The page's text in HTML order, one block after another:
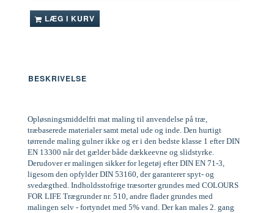
LÆG I KURV
BESKRIVELSE
Opløsningsmiddelfri mat maling til anvendelse på træ,
træbaserede materialer samt metal ude og inde. Den hurtigt
tørrende maling gulner ikke og er i den bedste klasse 1 efter DIN
EN 13300 når det gælder både dækkeevne og slidstyrke.
Derudover er malingen sikker for legetøj efter DIN EN 71-3,
ligesom den opfylder DIN 53160, der garanterer spyt- og
svedægthed. Indholdsstofrige træsorter grundes med COLOURS
FOR LIFE Trægrunder nr. 510, andre flader grundes med
malingen selv - fortyndet med 5% vand. Der kan males 2. gang